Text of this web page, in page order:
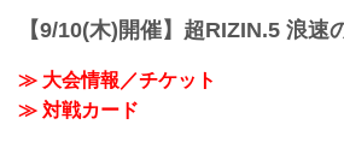
ぴあアリーナMM
【9/10(木)開催】超RIZIN.5 浪速
≫ 大会情報／チケット
≫ 対戦カード